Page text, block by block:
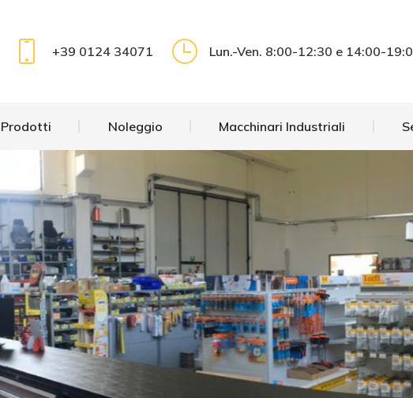
+39 0124 34071 Lun.-Ven. 8:00-12:30 e 14:00-
Noleggio Macchinari Industriali